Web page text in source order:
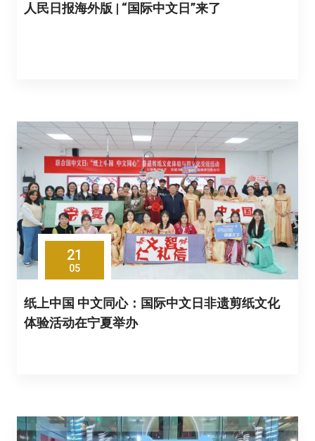
人民日报海外版 | “国际中文日”来了
21
05
纸上中国 中文同心：国际中文日非遗剪纸文化
体验活动在宁夏举办